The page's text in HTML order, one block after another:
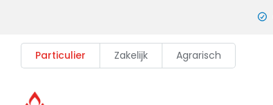
contentParticulier Zakelijk Agrarisch